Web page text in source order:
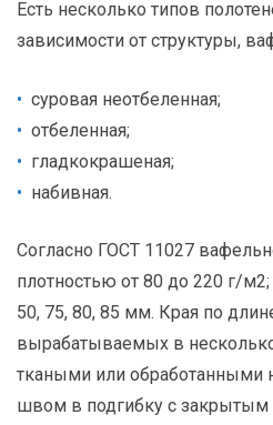
Есть несколько типов
зависимости от структуры,
суровая неотбеленная;
отбеленная;
гладкокрашеная;
набивная.
Согласно ГОСТ 11027
плотностью от 80 до 220 г/
50, 75, 80, 85 мм. Края по
вырабатываемых в
ткаными или
швом в подгибку с закрытым